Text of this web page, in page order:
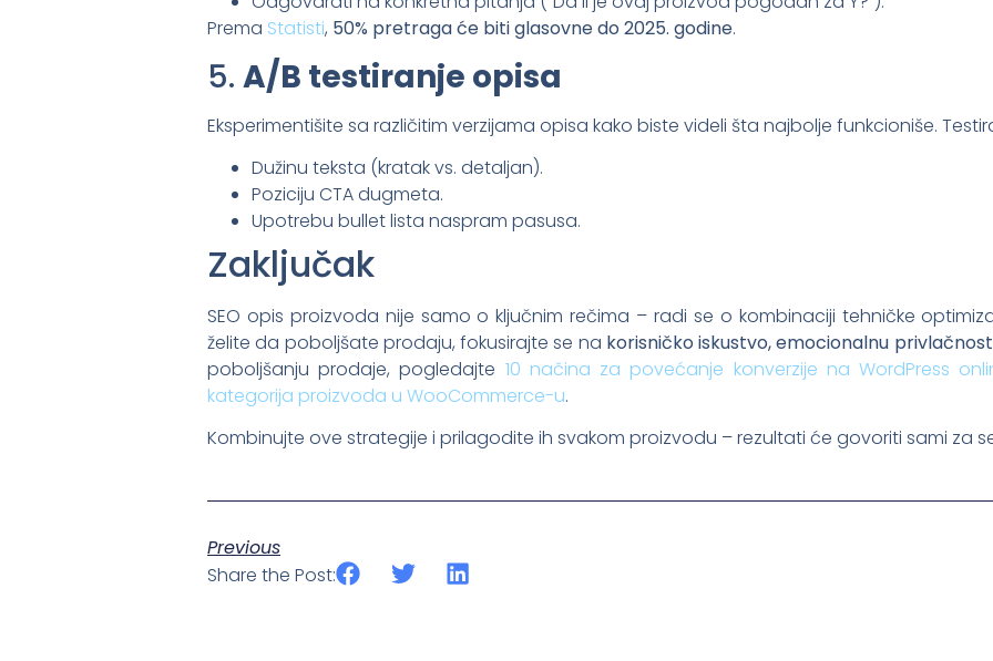
Prema Statisti, 50% pretraga će biti glasovne do 2025. godine.
5. A/B testiranje opisa
Eksperimentišite sa različitim verzijama opisa kako biste videli šta najbolje funkcioniše.
Dužinu teksta (kratak vs. detaljan).
Poziciju CTA dugmeta.
Upotrebu bullet lista naspram pasusa.
Zaključak
SEO opis proizvoda nije samo o ključnim rečima – radi se o kombinaciji tehničke
želite da poboljšate prodaju, fokusirajte se na korisničko iskustvo, emocionalnu
poboljšanju prodaje, pogledajte 10 načina za povećanje konverzije na WordPress
kategorija proizvoda u WooCommerce-u.
Kombinujte ove strategije i prilagodite ih svakom proizvodu – rezultati će govoriti sami za
Previous
Share the Post: